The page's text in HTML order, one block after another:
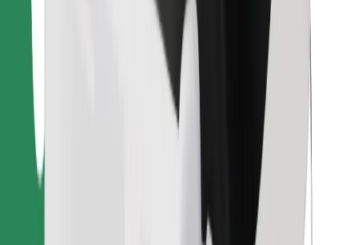
Постачальникам
Правила та Умови
Замовляй поїздку за лічені хвилини!
Завантажити застосунок Bolt Food